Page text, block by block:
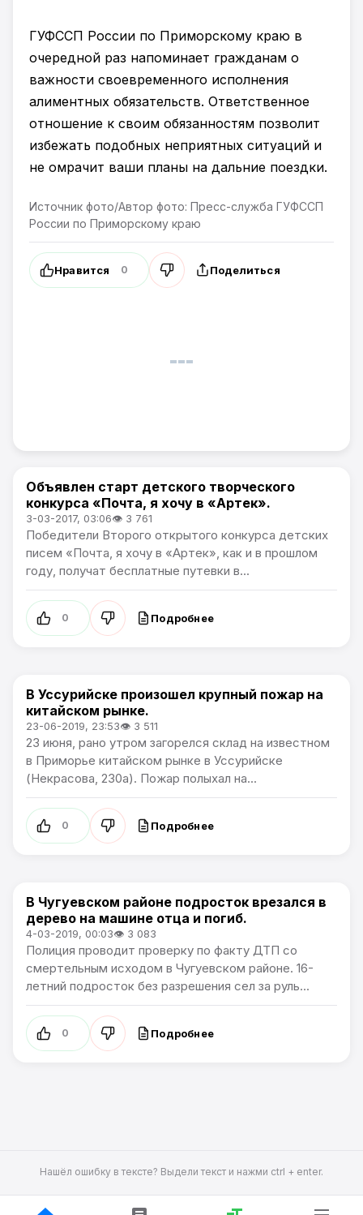
ГУФССП России по Приморскому краю в
очередной раз напоминает гражданам о
важности своевременного исполнения
алиментных обязательств. Ответственное
отношение к своим обязанностям позволит
избежать подобных неприятных ситуаций и
не омрачит ваши планы на дальние поездки.
Источник фото/Автор фото: Пресс-служба ГУФССП
России по Приморскому краю
Нравится 0 Поделиться
Новости Приморского края
Объявлен старт детского творческого
конкурса «Почта, я хочу в «Артек».
3-03-2017, 03:06👁 3 761
Победители Второго открытого конкурса детских
писем «Почта, я хочу в «Артек», как и в прошлом
году, получат бесплатные путевки в...
0 Подробнее
Новости Приморского края
В Уссурийске произошел крупный пожар на
китайском рынке.
23-06-2019, 23:53👁 3 511
23 июня, рано утром загорелся склад на известном
в Приморье китайском рынке в Уссурийске
(Некрасова, 230а). Пожар полыхал на...
0 Подробнее
Новости Приморского края
В Чугуевском районе подросток врезался в
дерево на машине отца и погиб.
4-03-2019, 00:03👁 3 083
Полиция проводит проверку по факту ДТП со
смертельным исходом в Чугуевском районе. 16-
летний подросток без разрешения сел за руль...
0 Подробнее
Нашёл ошибку в тексте? Выдели текст и нажми ctrl + enter.